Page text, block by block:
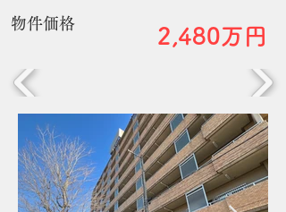
​物件価格
2,480万円